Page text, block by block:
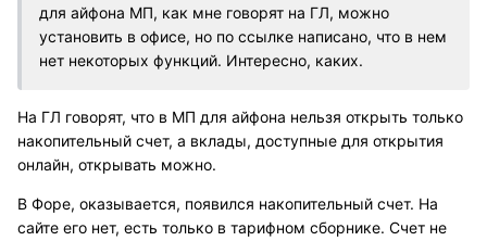
для айфона МП, как мне говорят на ГЛ, можно
установить в офисе, но по ссылке написано, что в нем
нет некоторых функций. Интересно, каких.
На ГЛ говорят, что в МП для айфона нельзя открыть только
накопительный счет, а вклады, доступные для открытия
онлайн, открывать можно.
В Форе, оказывается, появился накопительный счет. На
сайте его нет, есть только в тарифном сборнике. Счет не